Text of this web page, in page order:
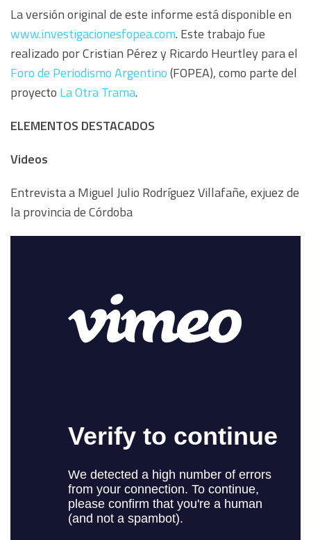
La versión original de este informe está disponible en
www.investigacionesfopea.com. Este trabajo fue
realizado por Cristian Pérez y Ricardo Heurtley para el
Foro de Periodismo Argentino(FOPEA), como parte del
proyecto La Otra Trama.
ELEMENTOS DESTACADOS
Videos
Entrevista a Miguel Julio Rodríguez Villafañe, exjuez de
la provincia de Córdoba